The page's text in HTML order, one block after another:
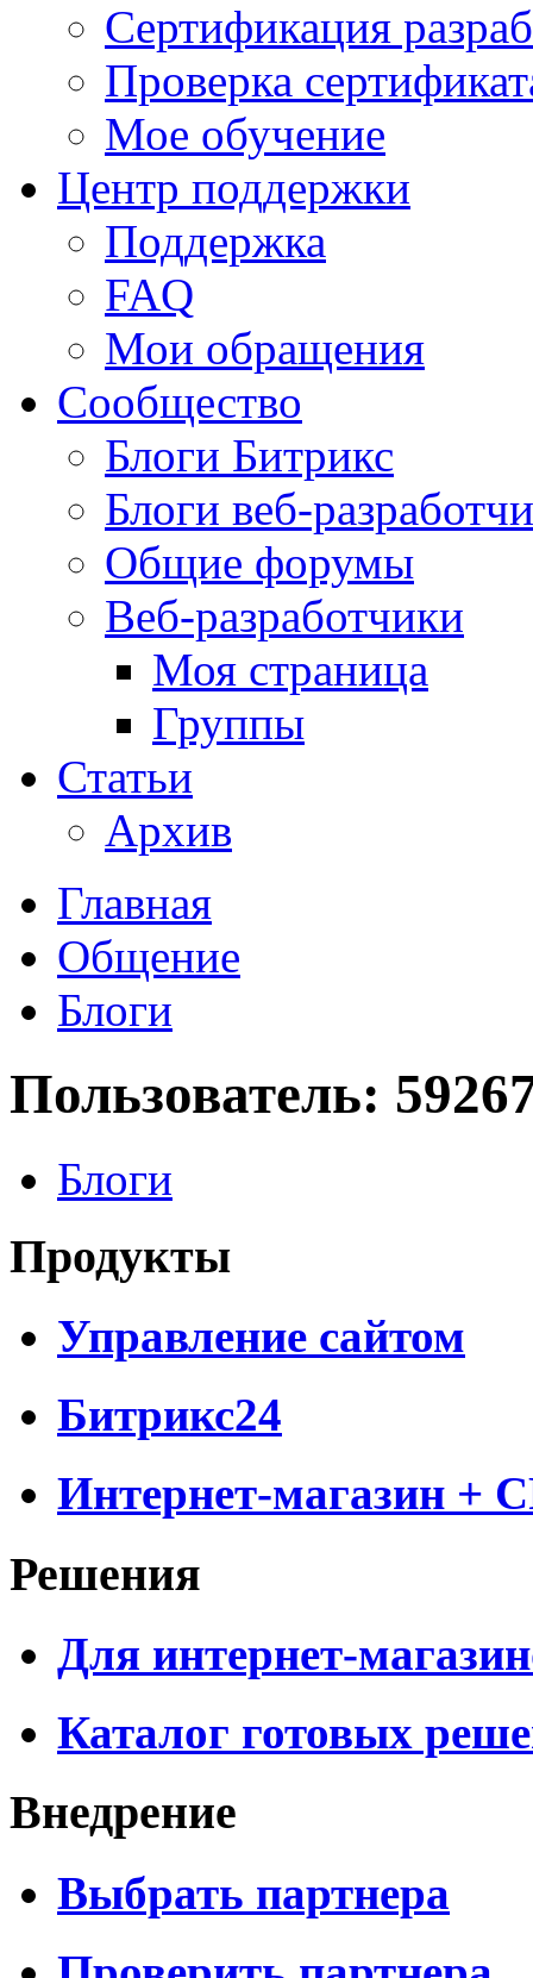
Сертификация
Проверка
Мое обучение
Центр поддержки
Поддержка
FAQ
Мои обращения
Сообщество
Блоги Битрикс
Блоги веб-
Общие форумы
Веб-разработчики
Моя страница
Группы
Статьи
Архив
Главная
Общение
Блоги
Пользователь:
Блоги
Продукты
Управление сайтом
Битрикс24
Интернет-магазин +
Решения
Для интернет-
Каталог готовых
Внедрение
Выбрать партнера